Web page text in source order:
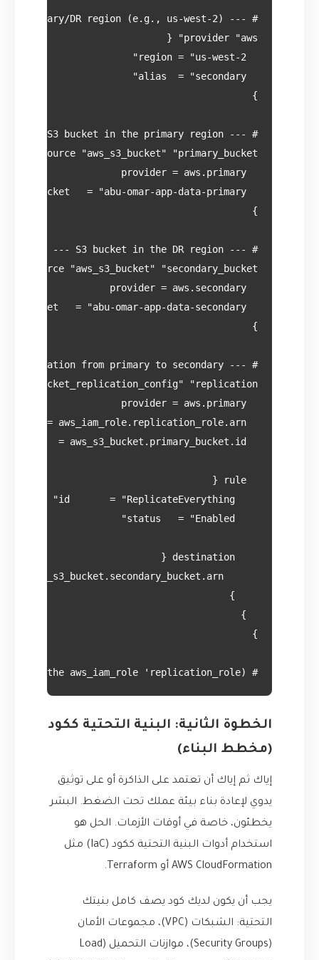
# (Note: You also need to define the aws_iam_role 'replication_role')
الخطوة الثانية: البنية التحتية ككود
(مخطط البناء)
إياك ثم إياك أن تعتمد على الذاكرة أو على توثيق
يدوي لإعادة بناء بيئة عملك تحت الضغط. البشر
يخطئون، خاصة في أوقات الأزمات. الحل هو
استخدام أدوات البنية التحتية ككود (IaC) مثل
AWS CloudFormation أو Terraform.
يجب أن يكون لديك كود يصف كامل بنيتك
التحتية: الشبكات (VPC)، مجموعات الأمان
(Security Groups)، موازنات التحميل (Load